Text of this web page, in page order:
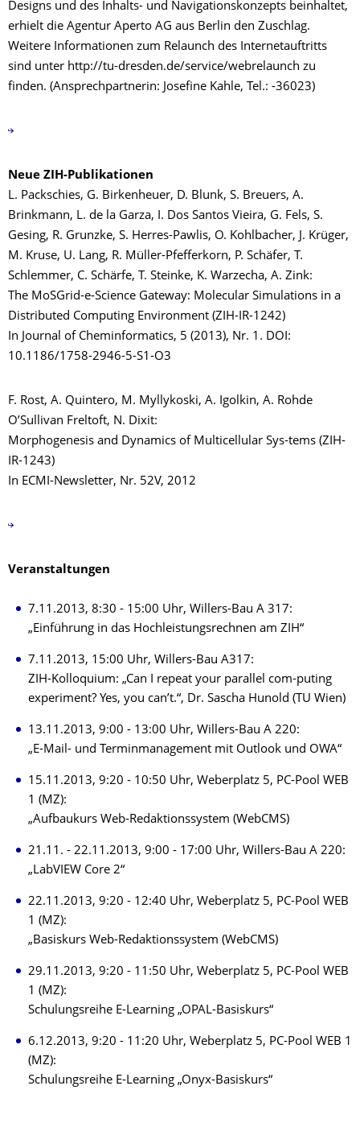
Designs und des Inhalts- und Navigationskonzepts beinhaltet,
erhielt die Agentur Aperto AG aus Berlin den Zuschlag.
Weitere Informationen zum Relaunch des Internetauftritts
sind unter http://tu-dresden.de/service/webrelaunch zu
finden. (Ansprechpartnerin: Josefine Kahle, Tel.: -36023)
Neue ZIH-Publikationen
L. Packschies, G. Birkenheuer, D. Blunk, S. Breuers, A.
Brinkmann, L. de la Garza, I. Dos Santos Vieira, G. Fels, S.
Gesing, R. Grunzke, S. Herres-Pawlis, O. Kohlbacher, J. Krüger,
M. Kruse, U. Lang, R. Müller-Pfefferkorn, P. Schäfer, T.
Schlemmer, C. Schärfe, T. Steinke, K. Warzecha, A. Zink:
The MoSGrid-e-Science Gateway: Molecular Simulations in a
Distributed Computing Environment (ZIH-IR-1242)
In Journal of Cheminformatics, 5 (2013), Nr. 1. DOI:
10.1186/1758-2946-5-S1-O3
F. Rost, A. Quintero, M. Myllykoski, A. Igolkin, A. Rohde
O’Sullivan Freltoft, N. Dixit:
Morphogenesis and Dynamics of Multicellular Sys-tems (ZIH-
IR-1243)
In ECMI-Newsletter, Nr. 52V, 2012
Veranstaltungen
7.11.2013, 8:30 - 15:00 Uhr, Willers-Bau A 317:
„Einführung in das Hochleistungsrechnen am ZIH“
7.11.2013, 15:00 Uhr, Willers-Bau A317:
ZIH-Kolloquium: „Can I repeat your parallel com-puting
experiment? Yes, you can’t.“, Dr. Sascha Hunold (TU Wien)
13.11.2013, 9:00 - 13:00 Uhr, Willers-Bau A 220:
„E-Mail- und Terminmanagement mit Outlook und OWA“
15.11.2013, 9:20 - 10:50 Uhr, Weberplatz 5, PC-Pool WEB
1 (MZ):
„Aufbaukurs Web-Redaktionssystem (WebCMS)
21.11. - 22.11.2013, 9:00 - 17:00 Uhr, Willers-Bau A 220:
„LabVIEW Core 2“
22.11.2013, 9:20 - 12:40 Uhr, Weberplatz 5, PC-Pool WEB
1 (MZ):
„Basiskurs Web-Redaktionssystem (WebCMS)
29.11.2013, 9:20 - 11:50 Uhr, Weberplatz 5, PC-Pool WEB
1 (MZ):
Schulungsreihe E-Learning „OPAL-Basiskurs“
6.12.2013, 9:20 - 11:20 Uhr, Weberplatz 5, PC-Pool WEB 1
(MZ):
Schulungsreihe E-Learning „Onyx-Basiskurs“